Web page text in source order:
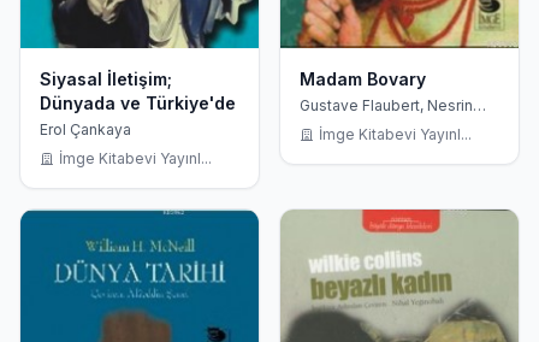
Siyasal İletişim;
Dünyada ve Türkiye'de
Erol Çankaya
İmge Kitabevi Yayınl...
Madam Bovary
Gustave Flaubert, Nesrin
Altınova
İmge Kitabevi Yayınl...